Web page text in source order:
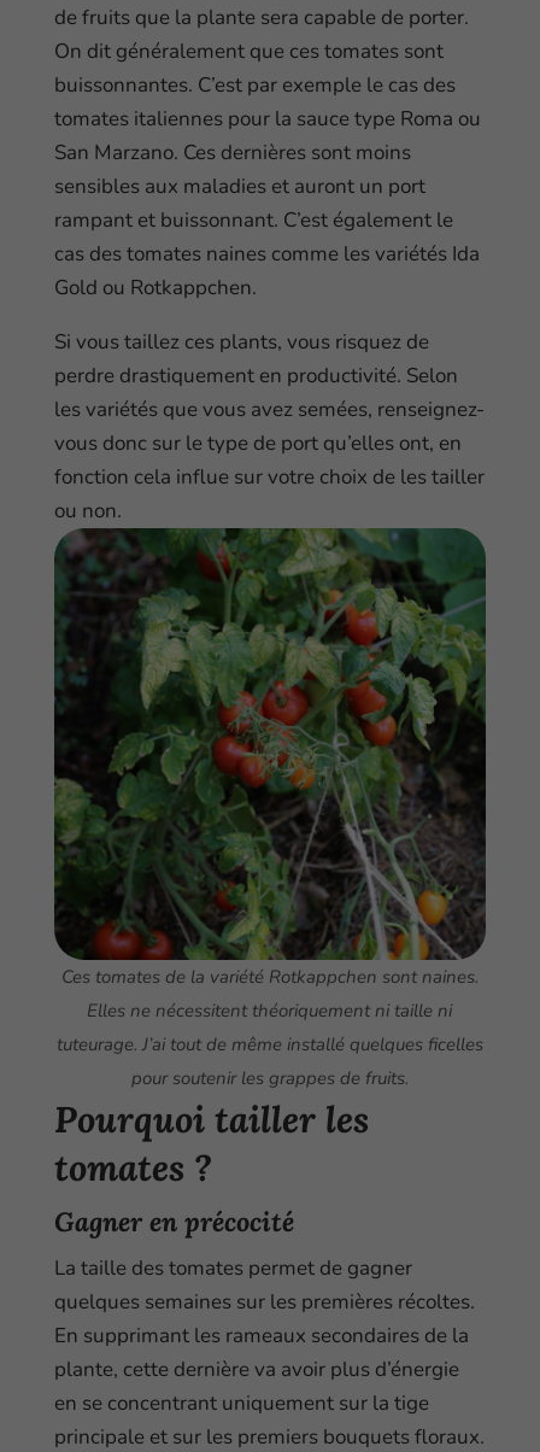
de fruits que la plante sera capable de porter.
On dit généralement que ces tomates sont
buissonnantes. C’est par exemple le cas des
tomates italiennes pour la sauce type Roma ou
San Marzano. Ces dernières sont moins
sensibles aux maladies et auront un port
rampant et buissonnant. C’est également le
cas des tomates naines comme les variétés Ida
Gold ou Rotkappchen.
Si vous taillez ces plants, vous risquez de
perdre drastiquement en productivité. Selon
les variétés que vous avez semées, renseignez-
vous donc sur le type de port qu’elles ont, en
fonction cela influe sur votre choix de les tailler
ou non.
Ces tomates de la variété Rotkappchen sont naines.
Elles ne nécessitent théoriquement ni taille ni
tuteurage. J’ai tout de même installé quelques ficelles
pour soutenir les grappes de fruits.
Pourquoi tailler les
tomates ?
Gagner en précocité
La taille des tomates permet de gagner
quelques semaines sur les premières récoltes.
En supprimant les rameaux secondaires de la
plante, cette dernière va avoir plus d’énergie
en se concentrant uniquement sur la tige
principale et sur les premiers bouquets floraux.